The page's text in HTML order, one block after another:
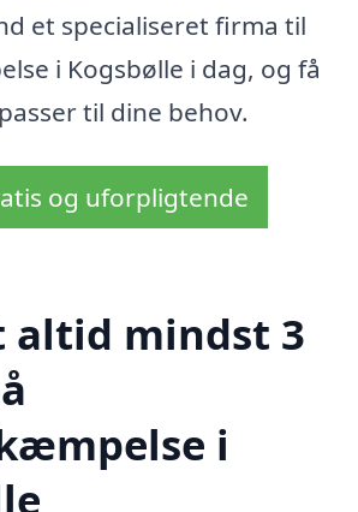
et specialiseret firma til
i Kogsbølle i dag, og få
til dine behov.
og uforpligtende
altid mindst 3
i